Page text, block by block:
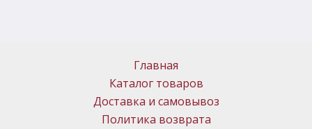
Главная
Каталог товаров
Доставка и самовывоз
Политика возврата